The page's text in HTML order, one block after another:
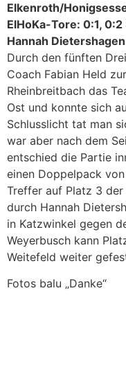
Elkenroth/
ElHoKa-Tore: 0:1,
Hannah
Durch den fünften
Coach Fabian Held
Rheinbreitbach das
Ost und konnte sich
Schlusslicht tat man
war aber nach dem
entschied die Partie
einen Doppelpack
Treffer auf Platz 3
durch Hannah
in Katzwinkel gegen
Weyerbusch kann
Weitefeld weiter
Fotos balu „Danke“